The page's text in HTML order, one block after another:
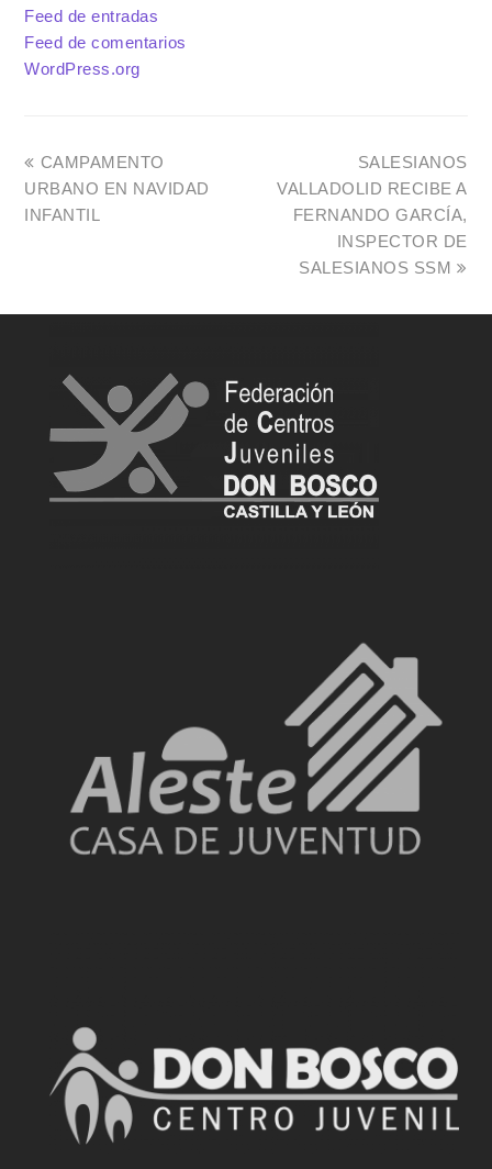
Feed de entradas
Feed de comentarios
WordPress.org
CAMPAMENTO
URBANO EN NAVIDAD
INFANTIL
SALESIANOS
VALLADOLID RECIBE A
FERNANDO GARCÍA,
INSPECTOR DE
SALESIANOS SSM